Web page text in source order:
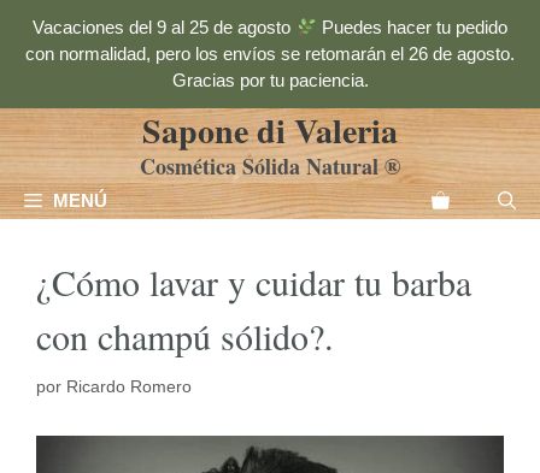
contenido
Vacaciones del 9 al 25 de agosto
Puedes hacer tu pedido
con normalidad, pero los envíos se retomarán el 26 de agosto.
Gracias por tu paciencia.
Sapone di Valeria
Cosmética Sólida Natural ®
MENÚ
¿Cómo lavar y cuidar tu barba
con champú sólido?.
por Ricardo Romero